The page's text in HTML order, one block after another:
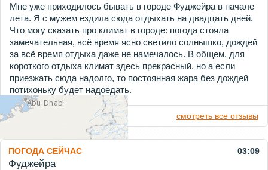
Мне уже приходилось бывать в городе Фуджейра в начале
лета. Я с мужем ездила сюда отдыхать на двадцать дней.
Что могу сказать про климат в городе: погода стояла
замечательная, всё время ясно светило солнышко, дождей
за всё время отдыха даже не намечалось. В общем, для
короткого отдыха климат здесь прекрасный, но а если
приезжать сюда надолго, то постоянная жара без дождей
потихоньку будет надоедать.
добавить отзыв о погоде смотреть все отзывы
ПОГОДА СЕЙЧАС 03:09
Фуджейра